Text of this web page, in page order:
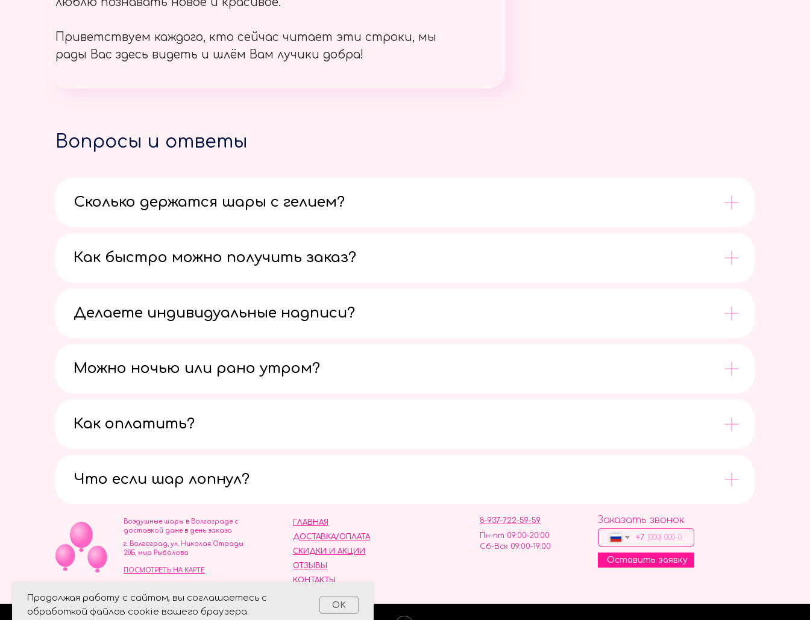
Продолжая работу с сайтом, вы соглашаетесь с
обработкой файлов cookie вашего браузера.
OK
Приветствуем каждого, кто сейчас читает эти строки, мы
рады Вас здесь видеть и шлём Вам лучики добра!
Вопросы и ответы
Сколько держатся шары с гелием?
Как быстро можно получить заказ?
Делаете индивидуальные надписи?
Можно ночью или рано утром?
Как оплатить?
Что если шар лопнул?
ОТЗЫВЫ
ГЛАВНАЯ
ДОСТАВКА/ОПЛАТА
СКИДКИ И АКЦИИ
КОНТАКТЫ
8-937-722-59-59
Пн-пт 09:00-20:00
Сб-Вск 09:00-19:00
Воздушные шары в Волгограде с
доставкой даже в день заказа
Заказать звонок
+7
Оставить заявку
г. Волгоград, ул. Николая Отрады
20Б, мир Рыболова
ПОСМОТРЕТЬ НА КАРТЕ
ИНН 344110093739
Политика обработки персональных данных